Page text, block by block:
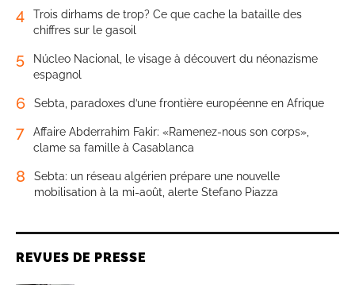
4
Trois dirhams de trop? Ce que cache la bataille des
chiffres sur le gasoil
5
Núcleo Nacional, le visage à découvert du néonazisme
espagnol
6 Sebta, paradoxes d’une frontière européenne en Afrique
7
Affaire Abderrahim Fakir: «Ramenez-nous son corps»,
clame sa famille à Casablanca
8
Sebta: un réseau algérien prépare une nouvelle
mobilisation à la mi-août, alerte Stefano Piazza
REVUES DE PRESSE